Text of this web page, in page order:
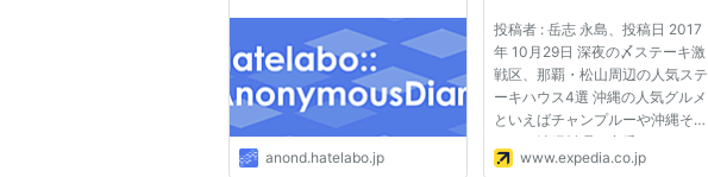
anond.hatelabo.jp
投稿者 : 岳志 永島、投稿日 2017
年 10月29日 深夜の〆ステーキ激
戦区、那覇・松山周辺の人気ステ
ーキハウス4選 沖縄の人気グルメ
といえばチャンプルーや沖縄そば
などの沖縄料理が定番ですが、ア
メリカ統治時代に米兵向けのステ
www.expedia.co.jp